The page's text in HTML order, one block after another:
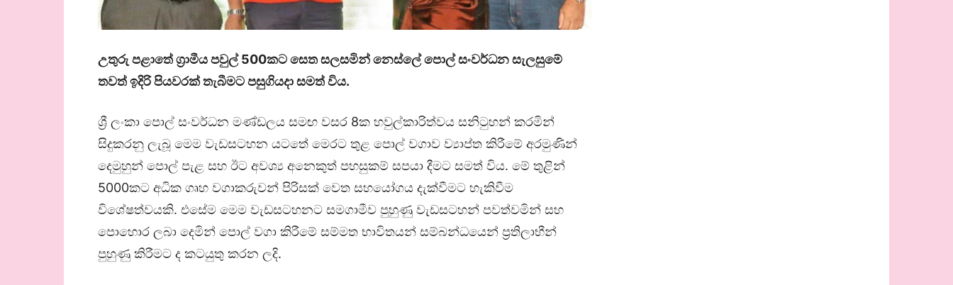
උතුරු පළාතේ ග්‍රාමීය පවුල් 500කට සෙත සලසමින් නෙස්ලේ පොල් සංවර්ධන සැලසුමේ
තවත් ඉදිරි පියවරක් තැබීමට පසුගියදා සමත් විය.
ශ්‍රී ලංකා පොල් සංවර්ධන මණ්ඩලය සමඟ වසර 8ක හවුල්කාරිත්වය සනිටුහන් කරමින්
සිදුකරනු ලැබූ මෙම වැඩසටහන යටතේ මෙරට තුළ පොල් වගාව ව්‍යාප්ත කිරීමේ අරමුණින්
දෙමුහුන් පොල් පැළ සහ ඊට අවශ්‍ය අනෙකුත් පහසුකම් සපයා දීමට සමත් විය. මේ තුළින්
5000කට අධික ගෘහ වගාකරුවන් පිරිසක් වෙත සහයෝගය දැක්වීමට හැකිවීම
විශේෂත්වයකි. එසේම මෙම වැඩසටහනට සමගාමීව පුහුණු වැඩසටහන් පවත්වමින් සහ
පොහොර ලබා දෙමින් පොල් වගා කිරීමේ සම්මත භාවිතයන් සම්බන්ධයෙන් ප්‍රතිලාභීන්
පුහුණු කිරීමට ද කටයුතු කරන ලදි.